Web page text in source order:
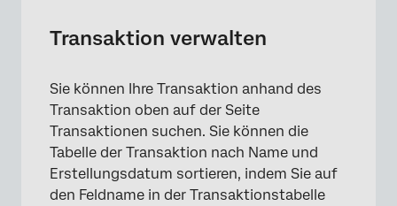
Transaktion verwalten
Sie können Ihre Transaktion anhand des
Transaktion oben auf der Seite
Transaktionen suchen. Sie können die
Tabelle der Transaktion nach Name und
Erstellungsdatum sortieren, indem Sie auf
den Feldname in der Transaktionstabelle